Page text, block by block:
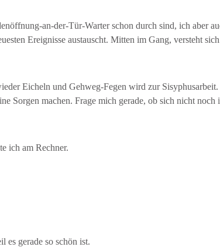
an-der-Tür-Warter schon durch sind, ich aber
Ereignisse austauscht. Mitten im Gang, versteht
Eicheln und Gehweg-Fegen wird zur
Sorgen machen. Frage mich gerade, ob sich nicht noch
ich am Rechner.
es gerade so schön ist.